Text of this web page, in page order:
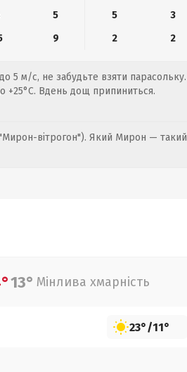
5 5
3
9 2 2
5 м/с, не забудьте взяти парасольку.
+25°C. Вдень дощ припиниться.
вітрогон"). Який Мирон — такий
13° Мінлива хмарність
23°/11°